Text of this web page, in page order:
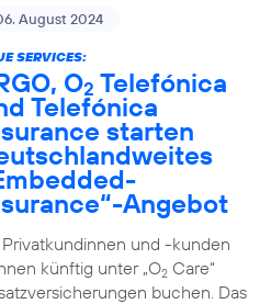
August 2024
SERVICES:
O2 Telefónica
Telefónica
starten
Angebot
und -kunden
künftig unter „O2Care“
buchen. Das